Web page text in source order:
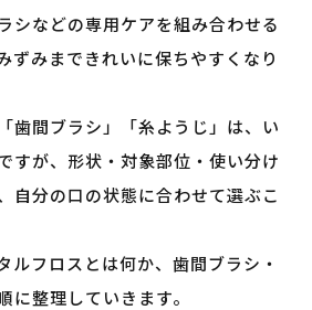
シなどの専用ケアを組み合わせる
ずみまできれいに保ちやすくなり
歯間ブラシ」「糸ようじ」は、い
すが、形状・対象部位・使い分け
自分の口の状態に合わせて選ぶこ
ルフロスとは何か、歯間ブラシ・
に整理していきます。